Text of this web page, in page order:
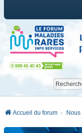
Accueil du forum